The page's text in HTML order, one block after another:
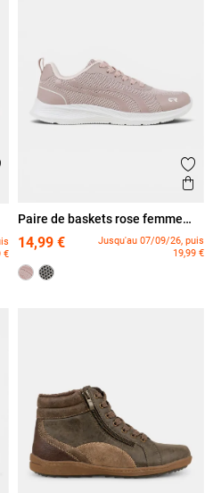
aux favoris
rapide
€
Paire de baskets rose femme
14,99 €
Jusqu'au 07/09/26, puis
19,99 €